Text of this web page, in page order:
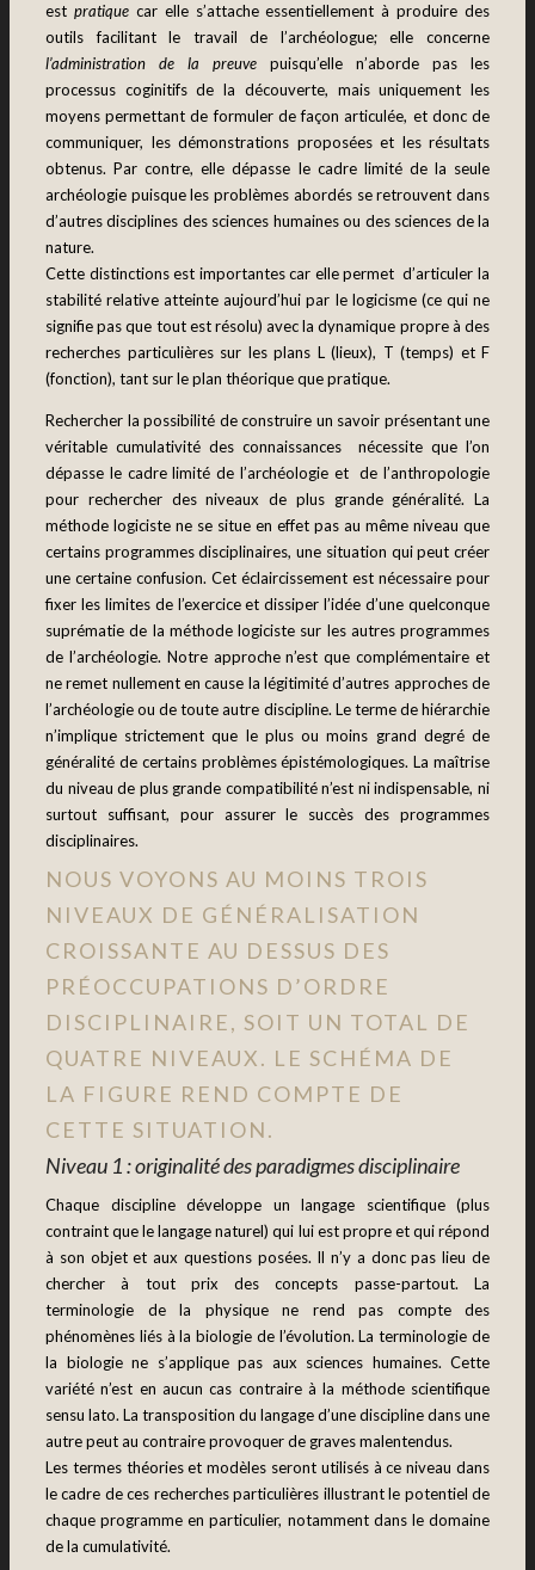
est pratiquecar elle s’attache essentiellement à produire des
outils facilitant le travail de l’archéologue; elle concerne
l’administration de la preuve puisqu’elle n’aborde pas les
processus coginitifs de la découverte, mais uniquement les
moyens permettant de formuler de façon articulée, et donc de
communiquer, les démonstrations proposées et les résultats
obtenus. Par contre, elle dépasse le cadre limité de la seule
archéologie puisque les problèmes abordés se retrouvent dans
d’autres disciplines des sciences humaines ou des sciences de la
nature.
Cette distinctions est importantes car elle permet d’articuler la
stabilité relative atteinte aujourd’hui par le logicisme (ce qui ne
signifie pas que tout est résolu) avec la dynamique propre à des
recherches particulières sur les plans L (lieux), T (temps) et F
(fonction), tant sur le plan théorique que pratique.
Rechercher la possibilité de construire un savoir présentant une
véritable cumulativité des connaissances nécessite que l’on
dépasse le cadre limité de l’archéologie et de l’anthropologie
pour rechercher des niveaux de plus grande généralité. La
méthode logiciste ne se situe en effet pas au même niveau que
certains programmes disciplinaires, une situation qui peut créer
une certaine confusion. Cet éclaircissement est nécessaire pour
fixer les limites de l’exercice et dissiper l’idée d’une quelconque
suprématie de la méthode logiciste sur les autres programmes
de l’archéologie. Notre approche n’est que complémentaire et
ne remet nullement en cause la légitimité d’autres approches de
l’archéologie ou de toute autre discipline. Le terme de hiérarchie
n’implique strictement que le plus ou moins grand degré de
généralité de certains problèmes épistémologiques. La maîtrise
du niveau de plus grande compatibilité n’est ni indispensable, ni
surtout suffisant, pour assurer le succès des programmes
disciplinaires.
NOUS VOYONS AU MOINS TROIS
NIVEAUX DE GÉNÉRALISATION
CROISSANTE AU DESSUS DES
PRÉOCCUPATIONS D’ORDRE
DISCIPLINAIRE, SOIT UN TOTAL DE
QUATRE NIVEAUX. LE SCHÉMA DE
LA FIGURE REND COMPTE DE
CETTE SITUATION.
Niveau 1 : originalité des paradigmes disciplinaire
Chaque discipline développe un langage scientifique (plus
contraint que le langage naturel) qui lui est propre et qui répond
à son objet et aux questions posées. Il n’y a donc pas lieu de
chercher à tout prix des concepts passe-partout. La
terminologie de la physique ne rend pas compte des
phénomènes liés à la biologie de l’évolution. La terminologie de
la biologie ne s’applique pas aux sciences humaines. Cette
variété n’est en aucun cas contraire à la méthode scientifique
sensu lato. La transposition du langage d’une discipline dans une
autre peut au contraire provoquer de graves malentendus.
Les termes théories et modèles seront utilisés à ce niveau dans
le cadre de ces recherches particulières illustrant le potentiel de
chaque programme en particulier, notamment dans le domaine
de la cumulativité.